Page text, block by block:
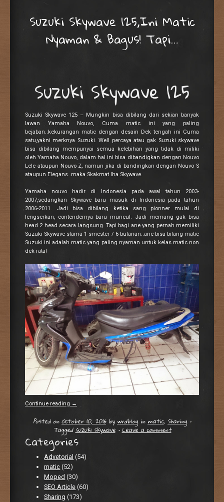
Suzuki Skywave 125,Ini Matic
Nyaman & Bagus! Tapi…
Suzuki Skywave 125
Suzuki Skywave 125 – Mungkin bisa dibilang dari sekian banyak
lawan Yamaha Nouvo, Cuma matic ini yang paling
bejaban..kekurangan matic dengan desain Dek tengah ini Cuma
satu,yakni merknya Suzuki. Well percaya atau gak Suzuki skywave
bisa dibilang mempunyai semua kelebihan yang tidak di miliki
oleh Yamaha Nouvo, dalam hal ini bisa dibandigkan dengan Nouvo
Lele ataupun Nouvo Z, namun jika di bandingkan dengan Nouvo S
ataupun Elegans..maka Skakmat lha Skywave.
Yamaha nouvo hadir di Indonesia pada awal tahun 2003-
2007,sedangkan Skywave baru masuk di Indonesia pada tahun
2006-2011. Jadi bisa dibilang ketika sang pionner mulai di
lengserkan, contendernya baru muncul. Jadi memang gak bisa
head 2 head secara langsung. Tapi bagi ane yang pernah memiliki
Suzuki Skywave slama 1 smester / 6 bulanan..ane bisa bilang matic
Suzuki ini adalah matic yang paling nyaman untuk kelas matic non
dek rata!
Continue reading →
Posted onOctober 10, 2016by wrdblog in matic, Sharing •
Tagged suzuki skywave • Leave a comment
Categories
Advetorial (54)
matic (52)
Moped (30)
SEO Article (60)
Sharing (173)